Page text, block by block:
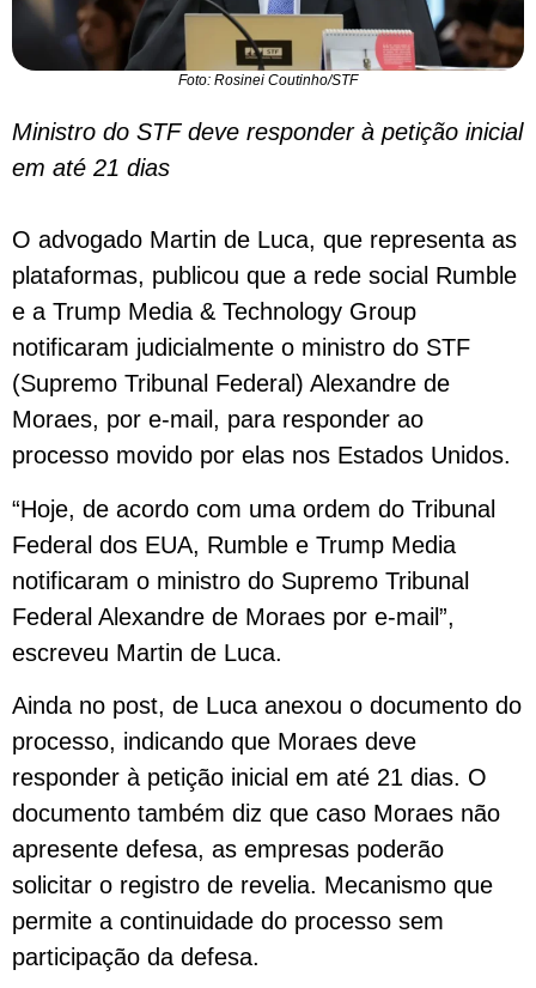
Foto: Rosinei Coutinho/STF
Ministro do STF deve responder à petição inicial
em até 21 dias
O advogado Martin de Luca, que representa as
plataformas, publicou que a rede social Rumble
e a Trump Media & Technology Group
notificaram judicialmente o ministro do STF
(Supremo Tribunal Federal) Alexandre de
Moraes, por e-mail, para responder ao
processo movido por elas nos Estados Unidos.
“Hoje, de acordo com uma ordem do Tribunal
Federal dos EUA, Rumble e Trump Media
notificaram o ministro do Supremo Tribunal
Federal Alexandre de Moraes por e-mail”,
escreveu Martin de Luca.
Ainda no post, de Luca anexou o documento do
processo, indicando que Moraes deve
responder à petição inicial em até 21 dias. O
documento também diz que caso Moraes não
apresente defesa, as empresas poderão
solicitar o registro de revelia. Mecanismo que
permite a continuidade do processo sem
participação da defesa.